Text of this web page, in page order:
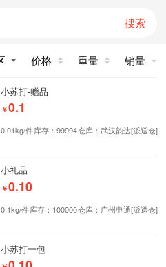
搜索
价格 重量 销量
小苏打-赠品
￥0.1
0.01kg/件库存：99994仓库：武汉韵达[派送仓]
小礼品
￥0.10
0.1kg/件库存：100000仓库：广州申通[派送仓]
小苏打一包